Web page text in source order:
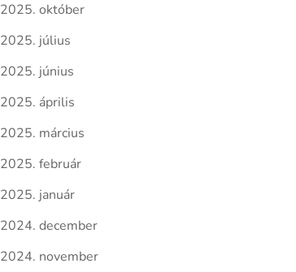
2025. október
2025. július
2025. június
2025. április
2025. március
2025. február
2025. január
2024. december
2024. november